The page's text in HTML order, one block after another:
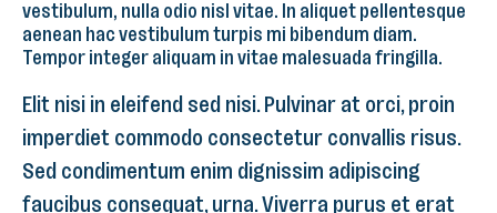
vestibulum, nulla odio nisl vitae. In aliquet pellentesque
aenean hac vestibulum turpis mi bibendum diam.
Tempor integer aliquam in vitae malesuada fringilla.
Elit nisi in eleifend sed nisi. Pulvinar at orci, proin
imperdiet commodo consectetur convallis risus.
Sed condimentum enim dignissim adipiscing
faucibus consequat, urna. Viverra purus et erat